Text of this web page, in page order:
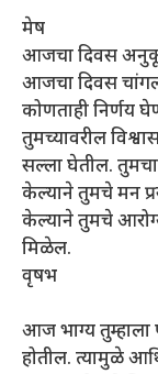
मेष
आजचा दिवस अनुकूल
आजचा दिवस
कोणताही निर्णय
तुमच्यावरील
सल्ला घेतील.
केल्याने तुमचे मन
केल्याने तुमचे
मिळेल.
वृषभ
आज भाग्य
होतील. त्यामुळे